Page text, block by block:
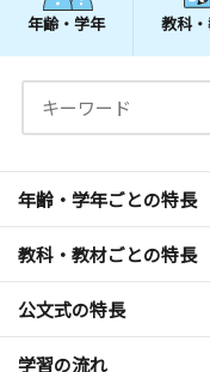
年齢・学年 教科
年齢・学年ごとの特長
教科・教材ごとの特長
公文式の特長
学習の流れ